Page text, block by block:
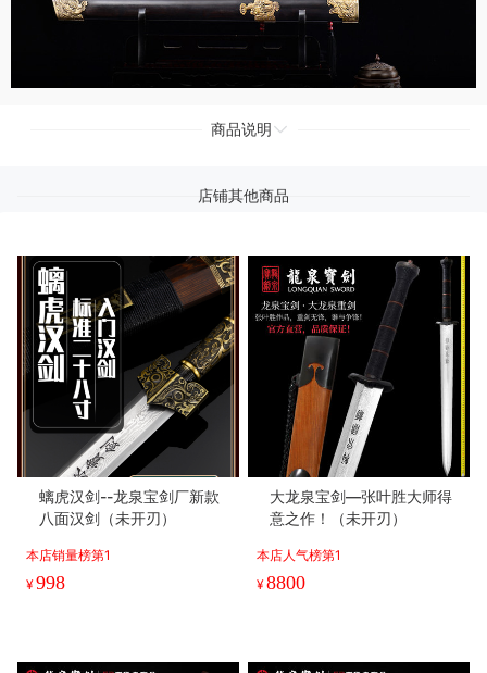
商品说明
店铺其他商品
螭虎汉剑--龙泉宝剑厂新款
八面汉剑（未开刃）
本店销量榜第1
¥998
大龙泉宝剑—张叶胜大师得
意之作！（未开刃）
本店人气榜第1
¥8800